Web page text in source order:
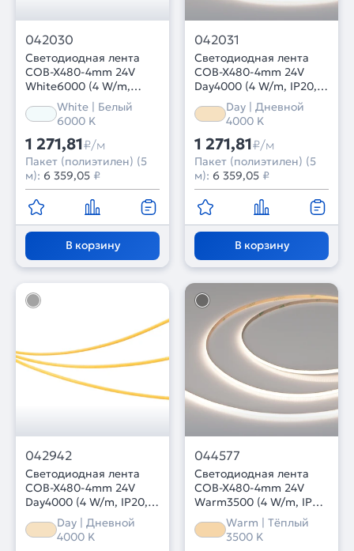
042030
Светодиодная лента
COB-X480-4mm 24V
White6000 (4 W/m,
IP20, CSP, 5m) (Arlight,
-)
White | Белый
6000 K
1 271,81₽/м
Пакет (полиэтилен) (5
м): 6 359,05 ₽
В корзину
042031
Светодиодная лента
COB-X480-4mm 24V
Day4000 (4 W/m, IP20,
CSP, 5m) (Arlight, -)
Day | Дневной
4000 K
1 271,81₽/м
Пакет (полиэтилен) (5
м): 6 359,05 ₽
В корзину
042942
Светодиодная лента
COB-X480-4mm 24V
Day4000 (4 W/m, IP20,
CSP, 2.75m) (Arlight, -)
Day | Дневной
4000 K
044577
Светодиодная лента
COB-X480-4mm 24V
Warm3500 (4 W/m, IP20,
CSP, 5m) (Arlight, -)
Warm | Тёплый
3500 K